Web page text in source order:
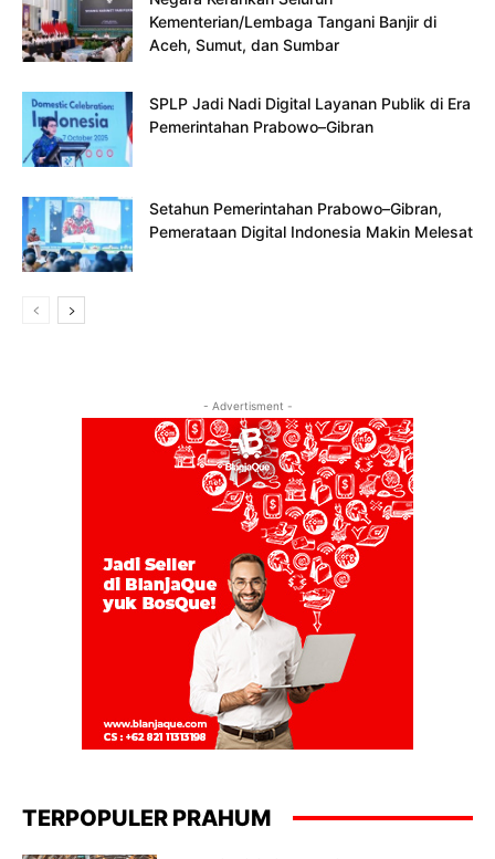
Kementerian/Lembaga Tangani Banjir di
Aceh, Sumut, dan Sumbar
SPLP Jadi Nadi Digital Layanan Publik di Era
Pemerintahan Prabowo–Gibran
Setahun Pemerintahan Prabowo–Gibran,
Pemerataan Digital Indonesia Makin Melesat
- Advertisment -
TERPOPULER PRAHUM